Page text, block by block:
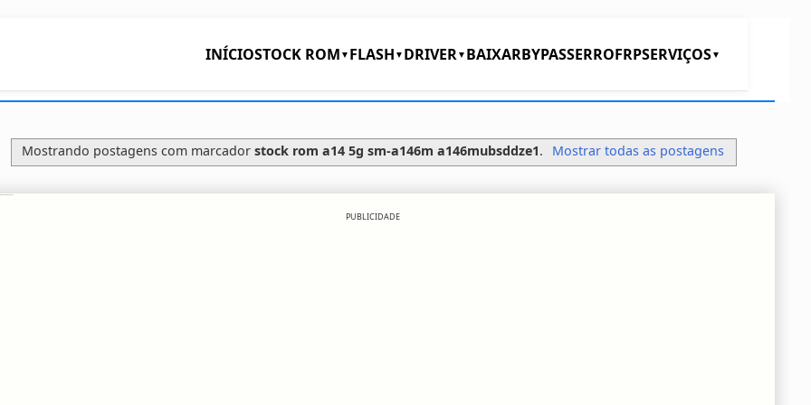
INÍCIOSTOCK ROM ▼ FLASH ▼ DRIVER▼ BAIXARBYPASSERROFRPSERVIÇOS▼
Mostrando postagens com marcadorstock rom a14 5g sm-a146m a146mubsddze1. Mostrar todas as postagens
PUBLICIDADE